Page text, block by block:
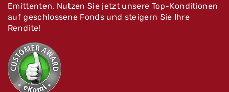
Emittenten. Nutzen Sie jetzt unsere Top-Konditionen
auf geschlossene Fonds und steigern Sie Ihre
Rendite!